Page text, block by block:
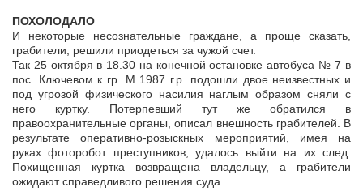
ПОХОЛОДАЛО
И некоторые несознательные граждане, а проще сказать,
грабители, решили приодеться за чужой счет.
Так 25 октября в 18.30 на конечной остановке автобуса № 7 в
пос. Ключевом к гр. М 1987 г.р. подошли двое неизвестных и
под угрозой физического насилия наглым образом сняли с
него куртку. Потерпевший тут же обратился в
правоохранительные органы, описал внешность грабителей. В
результате оперативно-розыскных мероприятий, имея на
руках фоторобот преступников, удалось выйти на их след.
Похищенная куртка возвращена владельцу, а грабители
ожидают справедливого решения суда.